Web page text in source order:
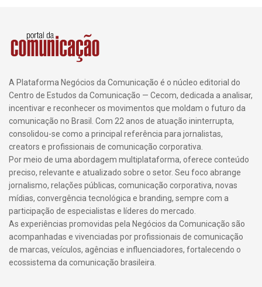
A Plataforma Negócios da Comunicação é o núcleo editorial do
Centro de Estudos da Comunicação — Cecom, dedicada a analisar,
incentivar e reconhecer os movimentos que moldam o futuro da
comunicação no Brasil. Com 22 anos de atuação ininterrupta,
consolidou-se como a principal referência para jornalistas,
creators e profissionais de comunicação corporativa.
Por meio de uma abordagem multiplataforma, oferece conteúdo
preciso, relevante e atualizado sobre o setor. Seu foco abrange
jornalismo, relações públicas, comunicação corporativa, novas
mídias, convergência tecnológica e branding, sempre com a
participação de especialistas e líderes do mercado.
As experiências promovidas pela Negócios da Comunicação são
acompanhadas e vivenciadas por profissionais de comunicação
de marcas, veículos, agências e influenciadores, fortalecendo o
ecossistema da comunicação brasileira.